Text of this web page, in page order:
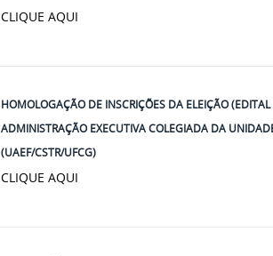
CLIQUE AQUI
HOMOLOGAÇÃO DE INSCRIÇÕES DA ELEIÇÃO
ADMINISTRAÇÃO EXECUTIVA COLEGIADA DA
(UAEF/CSTR/UFCG)
CLIQUE AQUI